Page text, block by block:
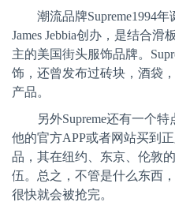
潮流品牌Supreme1994
James Jebbia创办，是结合滑
主的美国街头服饰品牌。
饰，还曾发布过砖块，酒袋
产品。
另外Supreme还有一个
他的官方APP或者网站买到
品，其在纽约、东京、伦敦
伍。总之，不管是什么东西
很快就会被抢完。